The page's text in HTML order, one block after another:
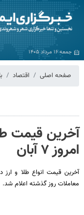
جمعه ۱۶ مرداد ۱۴۰۵
صفحه اصلی اقتصاد
آخرین قیمت
امروز ۷ آبان
آخرین قیمت انواع طلا و ارز
معاملات روز گذشته اعلام شد.